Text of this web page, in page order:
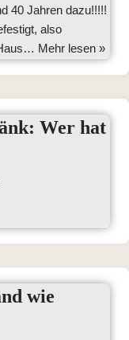
40 Jahren dazu!!!!!
also
Mehr lesen »
Wer hat
wie